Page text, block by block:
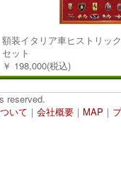
額装イタリア車ヒストリッ
セット
￥ 198,000(税込)
reserved.
いて ｜ 会社概要 ｜ MAP ｜